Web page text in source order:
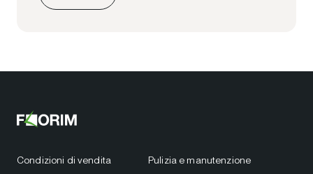
Condizioni di vendita Pulizia e manutenzione